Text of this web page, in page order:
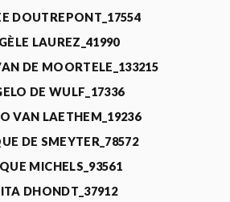
DOUTREPONT_17554
LAUREZ_41990
DE MOORTELE_133215
DE WULF_17336
VAN LAETHEM_19236
DE SMEYTER_78572
MICHELS_93561
DHONDT_37912